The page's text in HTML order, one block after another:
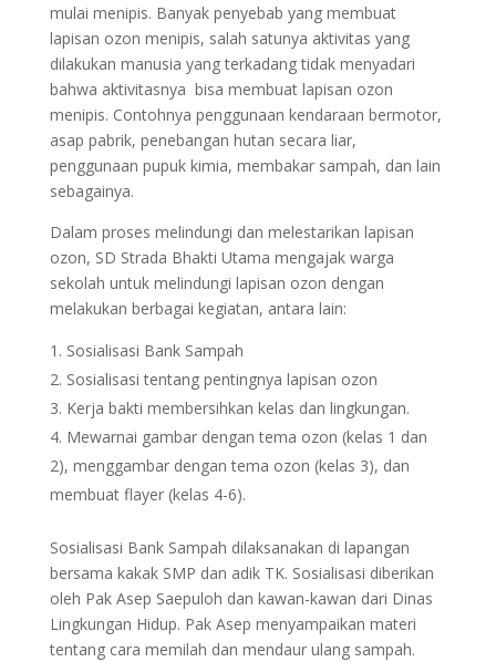
mulai menipis. Banyak penyebab yang membuat
lapisan ozon menipis, salah satunya aktivitas yang
dilakukan manusia yang terkadang tidak menyadari
bahwa aktivitasnya bisa membuat lapisan ozon
menipis. Contohnya penggunaan kendaraan bermotor,
asap pabrik, penebangan hutan secara liar,
penggunaan pupuk kimia, membakar sampah, dan lain
sebagainya.
Dalam proses melindungi dan melestarikan lapisan
ozon, SD Strada Bhakti Utama mengajak warga
sekolah untuk melindungi lapisan ozon dengan
melakukan berbagai kegiatan, antara lain:
Sosialisasi Bank Sampah
Sosialisasi tentang pentingnya lapisan ozon
Kerja bakti membersihkan kelas dan lingkungan.
Mewarnai gambar dengan tema ozon (kelas 1 dan
2), menggambar dengan tema ozon (kelas 3), dan
membuat flayer (kelas 4-6).
Sosialisasi Bank Sampah dilaksanakan di lapangan
bersama kakak SMP dan adik TK. Sosialisasi diberikan
oleh Pak Asep Saepuloh dan kawan-kawan dari Dinas
Lingkungan Hidup. Pak Asep menyampaikan materi
tentang cara memilah dan mendaur ulang sampah.